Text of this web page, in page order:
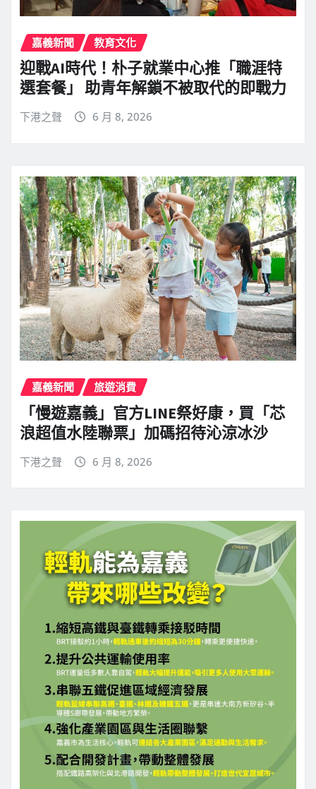
嘉義新聞 教育文化
迎戰AI時代！朴子就業中心推「職涯特
選套餐」 助青年解鎖不被取代的即戰力
下港之聲 6 月 8, 2026
嘉義新聞 旅遊消費
「慢遊嘉義」官方LINE祭好康，買「芯
浪超值水陸聯票」加碼招待沁涼冰沙
下港之聲 6 月 8, 2026